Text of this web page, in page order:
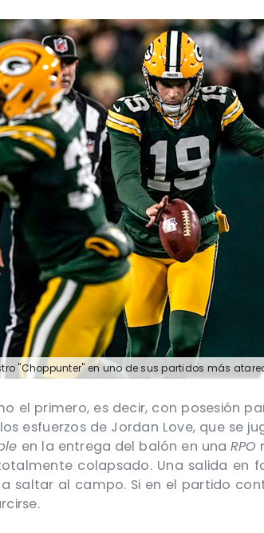
"Choppunter" en uno de sus partidos más
el primero, es decir, con posesión
esfuerzos de Jordan Love, que se
en la entrega del balón en una RPO
colapsado. Una salida en
a saltar al campo. Si en el partido